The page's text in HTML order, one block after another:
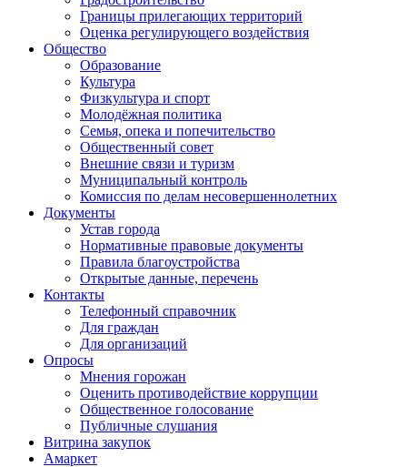
Границы прилегающих территорий
Оценка регулирующего воздействия
Общество
Образование
Культура
Физкультура и спорт
Молодёжная политика
Семья, опека и попечительство
Общественный совет
Внешние связи и туризм
Муниципальный контроль
Комиссия по делам несовершеннолетних
Документы
Устав города
Нормативные правовые документы
Правила благоустройства
Открытые данные, перечень
Контакты
Телефонный справочник
Для граждан
Для организаций
Опросы
Мнения горожан
Оценить противодействие коррупции
Общественное голосование
Публичные слушания
Витрина закупок
Амаркет